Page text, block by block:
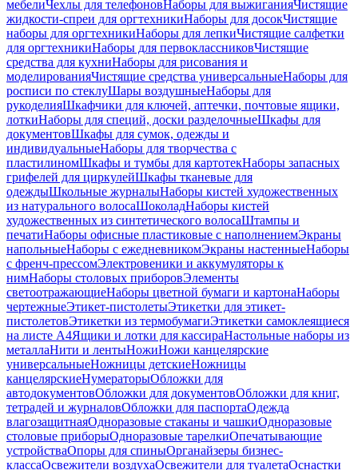
мебелиЧехлы для телефоновНаборы для выжиганияЧистящие
жидкости-спреи для оргтехникиНаборы для досокЧистящие
наборы для оргтехникиНаборы для лепкиЧистящие салфетки
для оргтехникиНаборы для первоклассниковЧистящие
средства для кухниНаборы для рисования и
моделированияЧистящие средства универсальныеНаборы для
росписи по стеклуШары воздушныеНаборы для
рукоделияШкафчики для ключей, аптечки, почтовые ящики,
лоткиНаборы для специй, доски разделочныеШкафы для
документовШкафы для сумок, одежды и
индивидуальныеНаборы для творчества с
пластилиномШкафы и тумбы для картотекНаборы запасных
грифелей для циркулейШкафы тканевые для
одеждыШкольные журналыНаборы кистей художественных
из натурального волосаШоколадНаборы кистей
художественных из синтетического волосаШтампы и
печатиНаборы офисные пластиковые с наполнениемЭкраны
напольныеНаборы с ежедневникомЭкраны настенныеНаборы
с френч-прессомЭлектровеники и аккумуляторы к
нимНаборы столовых приборовЭлементы
светоотражающиеНаборы цветной бумаги и картонаНаборы
чертежныеЭтикет-пистолетыЭтикетки для этикет-
пистолетовЭтикетки из термобумагиЭтикетки самоклеящиеся
на листе А4Ящики и лотки для кассираНастольные наборы из
металлаНити и лентыНожиНожи канцелярские
универсальныеНожницы детскиеНожницы
канцелярскиеНумераторыОбложки для
автодокументовОбложки для документовОбложки для книг,
тетрадей и журналовОбложки для паспортаОдежда
влагозащитнаяОдноразовые стаканы и чашкиОдноразовые
столовые приборыОдноразовые тарелкиОпечатывающие
устройстваОпоры для спиныОрганайзеры бизнес-
классаОсвежители воздухаОсвежители для туалетаОснастки